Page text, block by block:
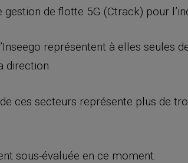
de flotte 5G (Ctrack) pour
représentent à elles seules
direction.
ces secteurs représente plus de
sous-évaluée en ce moment.